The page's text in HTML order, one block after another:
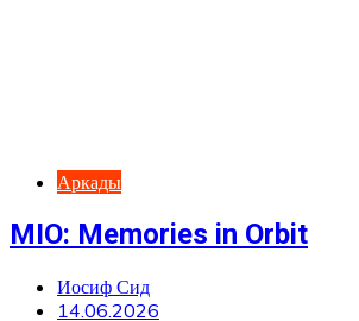
Аркады
MIO: Memories in Orbit
Иосиф Сид
14.06.2026